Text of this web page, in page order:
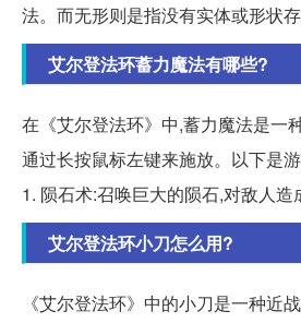
法。而无形则是指没有实体或形状存
艾尔登法环蓄力魔法有哪些?
在《艾尔登法环》中,蓄力魔法是一
通过长按鼠标左键来施放。以下是
1. 陨石术:召唤巨大的陨石,对敌人造
艾尔登法环小刀怎么用?
《艾尔登法环》中的小刀是一种近